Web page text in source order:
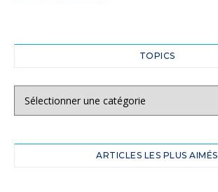
TOPICS
ARTICLES LES PLUS AIMÉS